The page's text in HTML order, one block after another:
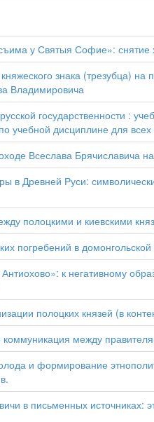
у Святыя Софие»: снятие
знака (трезубца)
Владимировича
государственности :
учебной дисциплине для
Всеслава Брячиславича
в Древней Руси:
полоцкими и киевскими
погребений в домонгольской
к негативному
полоцких князей (в
коммуникация между
и формирование
в письменных источниках: